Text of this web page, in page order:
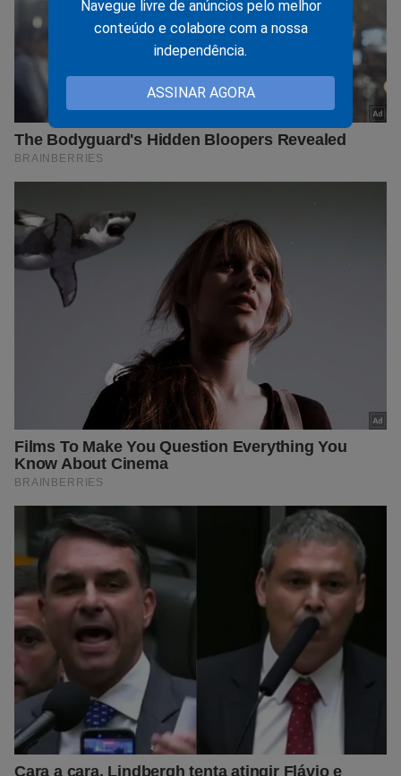
Navegue livre de anúncios pelo melhor
conteúdo e colabore com a nossa
independência.
ASSINAR AGORA